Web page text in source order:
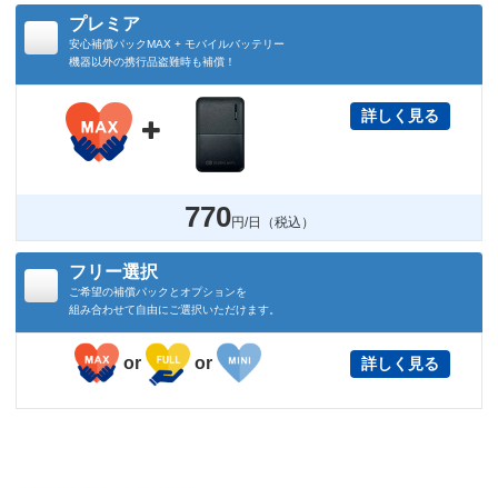
プレミア
安心補償パックMAX + モバイルバッテリー
機器以外の携行品盗難時も補償！

詳しく見る
770円/日（税込）
フリー選択
ご希望の補償パックとオプションを
組み合わせて自由にご選択いただけます。
or or 詳しく見る